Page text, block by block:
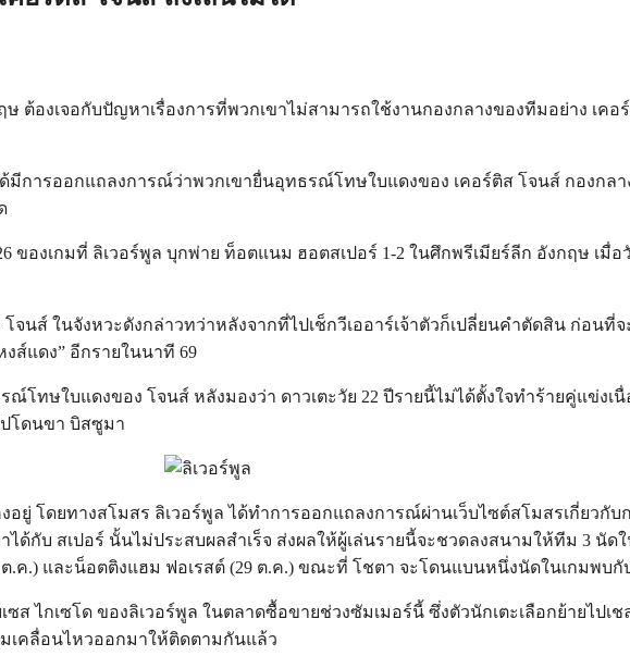
ต้องเจอกับปัญหาเรื่องการที่พวกเขาไม่สามารถใช้งานกองกลางของทีมอย่าง เคอ
มีการออกแถลงการณ์ว่าพวกเขายื่นอุทธรณ์โทษใบแดงของ เคอร์ติส โจนส์ กองกลา
ของเกมที่ ลิเวอร์พูล บุกพ่าย ท็อตแนม ฮอตสเปอร์ 1-2 ในศึกพรีเมียร์ลีก อังกฤษ เมื่อ
จนส์ ในจังหวะดังกล่าวทว่าหลังจากที่ไปเช็กวีเออาร์เจ้าตัวก็เปลี่ยนคำตัดสิน ก่อนที่จ
ส์แดง” อีกรายในนาที 69
โทษใบแดงของ โจนส์ หลังมองว่า ดาวเตะวัย 22 ปีรายนี้ไม่ได้ตั้งใจทำร้ายคู่แข่งเนื่
โดนขา บิสซูมา
ยู่ โดยทางสโมสร ลิเวอร์พูล ได้ทำการออกแถลงการณ์ผ่านเว็บไซต์สโมสรเกี่ยวกั
ด้กับ สเปอร์ นั้นไม่ประสบผลสำเร็จ ส่งผลให้ผู้เล่นรายนี้จะชวดลงสนามให้ทีม 3 นัด
ต.ค.) และน็อตติงแฮม ฟอเรสต์ (29 ต.ค.) ขณะที่ โชตา จะโดนแบนหนึ่งนัดในเกมพบกั
ส ไกเซโด ของลิเวอร์พูล ในตลาดซื้อขายช่วงซัมเมอร์นี้ ซึ่งตัวนักเตะเลือกย้ายไปเ
เคลื่อนไหวออกมาให้ติดตามกันแล้ว